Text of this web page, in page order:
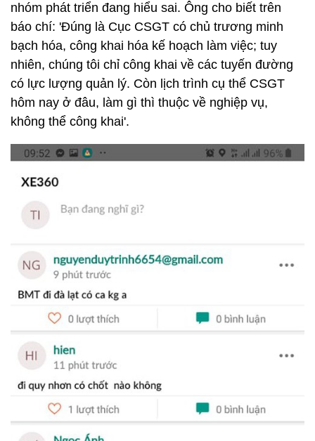
nhóm phát triển đang hiểu sai. Ông cho biết trên
báo chí: 'Đúng là Cục CSGT có chủ trương minh
bạch hóa, công khai hóa kế hoạch làm việc; tuy
nhiên, chúng tôi chỉ công khai về các tuyến đường
có lực lượng quản lý. Còn lịch trình cụ thể CSGT
hôm nay ở đâu, làm gì thì thuộc về nghiệp vụ,
không thể công khai'.